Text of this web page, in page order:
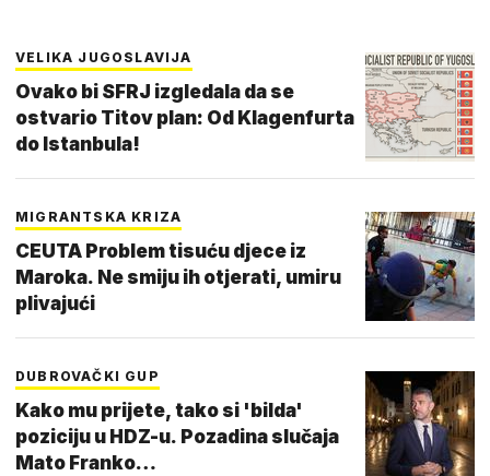
VELIKA JUGOSLAVIJA
Ovako bi SFRJ izgledala da se
ostvario Titov plan: Od Klagenfurta
do Istanbula!
MIGRANTSKA KRIZA
CEUTA Problem tisuću djece iz
Maroka. Ne smiju ih otjerati, umiru
plivajući
DUBROVAČKI GUP
Kako mu prijete, tako si 'bilda'
poziciju u HDZ-u. Pozadina slučaja
Mato Franko…